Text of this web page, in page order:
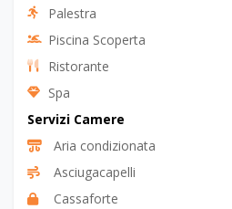
Palestra
Piscina Scoperta
Ristorante
Spa
Servizi Camere
Aria condizionata
Asciugacapelli
Cassaforte